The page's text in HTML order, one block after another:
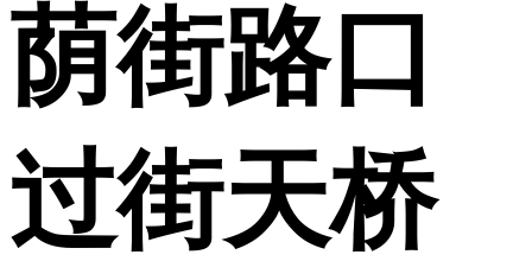
荫街路口
过街天桥